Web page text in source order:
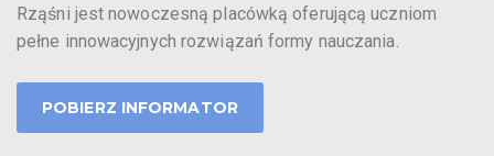
Rząśni jest nowoczesną placówką oferującą uczniom
pełne innowacyjnych rozwiązań formy nauczania.
POBIERZ INFORMATOR